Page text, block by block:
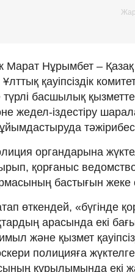
Марат Нұрымбет – Қазақ
қауіпсіздік
түрлі басшылық
жедел-іздестіру
органдарына
қорғаныс
бастығын жеке
өткендей, «бүгінде
арасында екі
және қызмет
полицияға
құрылымында екі